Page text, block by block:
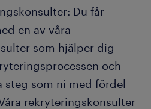
Du får
en av våra
som hjälper dig
och
steg som ni med fördel
rekryteringskonsulter